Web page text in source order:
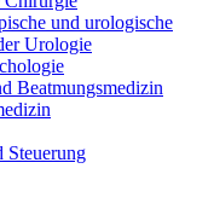
und urologische
Urologie
Beatmungsmedizin
Steuerung